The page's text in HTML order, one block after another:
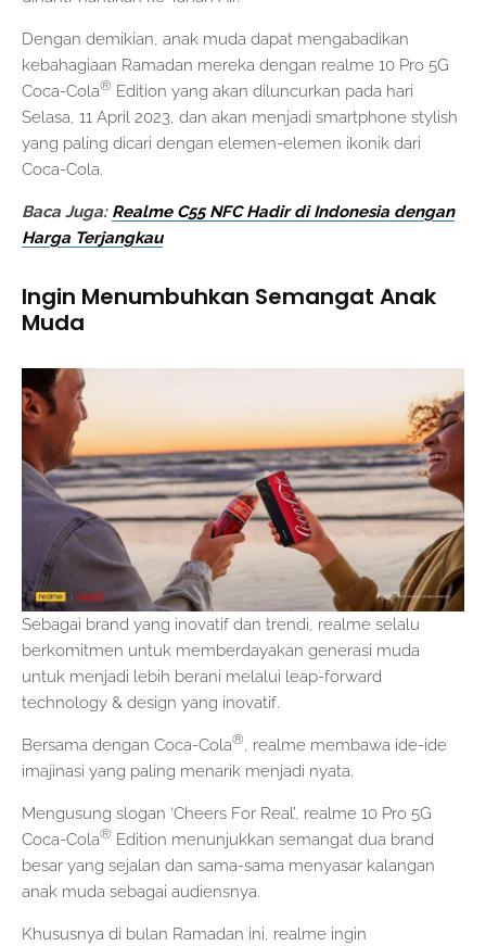
Dengan demikian, anak muda dapat mengabadikan
kebahagiaan Ramadan mereka dengan realme 10 Pro 5G
Coca-Cola® Edition yang akan diluncurkan pada hari
Selasa, 11 April 2023, dan akan menjadi smartphone stylish
yang paling dicari dengan elemen-elemen ikonik dari
Coca-Cola.
Baca Juga: Realme C55 NFC Hadir di Indonesia dengan
Harga Terjangkau
Ingin Menumbuhkan Semangat Anak
Muda
Sebagai brand yang inovatif dan trendi, realme selalu
berkomitmen untuk memberdayakan generasi muda
untuk menjadi lebih berani melalui leap-forward
technology & design yang inovatif.
Bersama dengan Coca-Cola®, realme membawa ide-ide
imajinasi yang paling menarik menjadi nyata.
Mengusung slogan ‘Cheers For Real’, realme 10 Pro 5G
Coca-Cola® Edition menunjukkan semangat dua brand
besar yang sejalan dan sama-sama menyasar kalangan
anak muda sebagai audiensnya.
Khususnya di bulan Ramadan ini, realme ingin